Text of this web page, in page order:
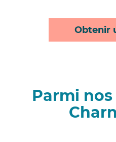
Obtenir
Parmi